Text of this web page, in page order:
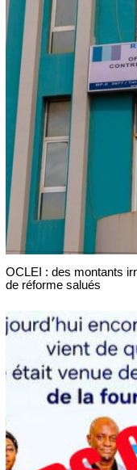
OCLEI : des montants
de réforme salués